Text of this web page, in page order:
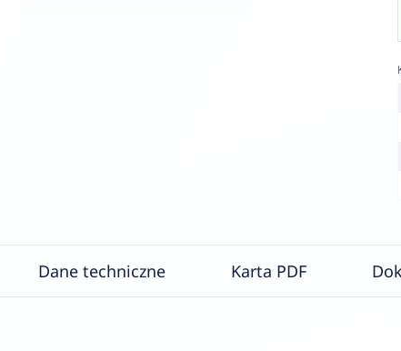
Dane techniczne Karta PDF